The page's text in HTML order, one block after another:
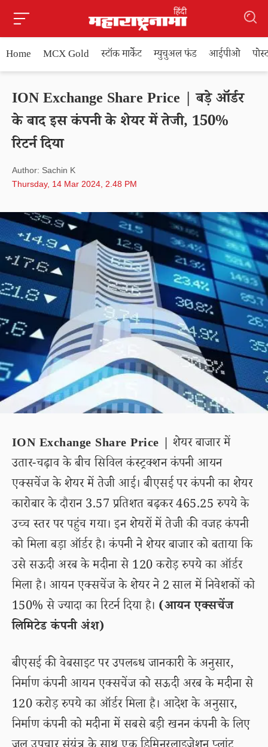
Home MCX Gold स्टॉक मार्केट म्युचुअल फंड आईपीओ
ION Exchange Share Price | बड़े ऑर्डर
के बाद इस कंपनी के शेयर में तेजी, 150%
रिटर्न दिया
Author: Sachin K
Thursday, 14 Mar 2024, 2.48 PM
ION Exchange Share Price | शेयर बाजार में
उतार-चढ़ाव के बीच सिविल कंस्ट्रक्शन कंपनी आयन
एक्सचेंज के शेयर में तेजी आई। बीएसई पर कंपनी का शेयर
कारोबार के दौरान 3.57 प्रतिशत बढ़कर 465.25 रुपये के
उच्च स्तर पर पहुंच गया। इन शेयरों में तेजी की वजह कंपनी
को मिला बड़ा ऑर्डर है। कंपनी ने शेयर बाजार को बताया कि
उसे सऊदी अरब के मदीना से 120 करोड़ रुपये का ऑर्डर
मिला है। आयन एक्सचेंज के शेयर ने 2 साल में निवेशकों को
150% से ज्यादा का रिटर्न दिया है। (आयन एक्सचेंज
लिमिटेड कंपनी अंश)
बीएसई की वेबसाइट पर उपलब्ध जानकारी के अनुसार,
निर्माण कंपनी आयन एक्सचेंज को सऊदी अरब के मदीना से
120 करोड़ रुपये का ऑर्डर मिला है। आदेश के अनुसार,
निर्माण कंपनी को मदीना में सबसे बड़ी खनन कंपनी के लिए